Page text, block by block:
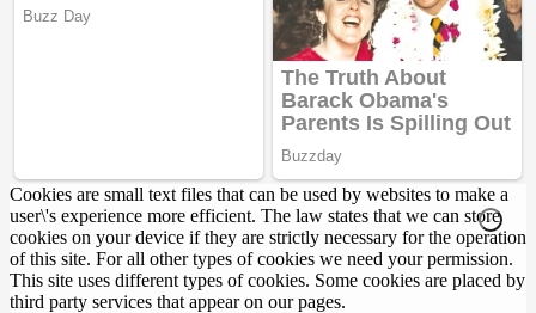
Cookies are small text files that can be used by websites to make a
user\'s experience more efficient. The law states that we can store
cookies on your device if they are strictly necessary for the operation
of this site. For all other types of cookies we need your permission.
This site uses different types of cookies. Some cookies are placed by
third party services that appear on our pages.